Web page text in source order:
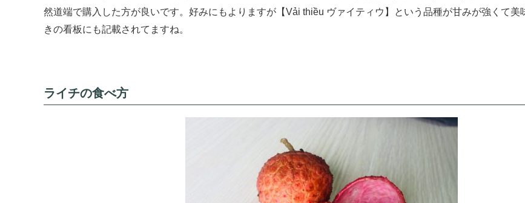
然道端で購入した方が良いです。好みにもよりますが【Vải thiều ヴァイティウ】という品種が甘みが強くて美
きの看板にも記載されてますね。
ライチの食べ方